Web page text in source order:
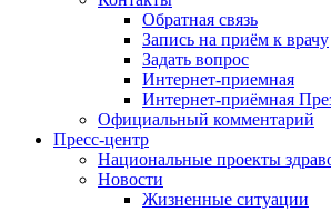
Обратная связь
Запись на приём к врачу
Задать вопрос
Интернет-приемная
Интернет-приёмная
Официальный комментарий
Пресс-центр
Национальные проекты
Новости
Жизненные ситуации